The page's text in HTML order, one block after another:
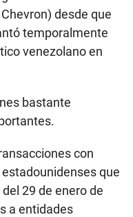
desde que
temporalmente
venezolano en
bastante
con
que
29 de enero de
a entidades